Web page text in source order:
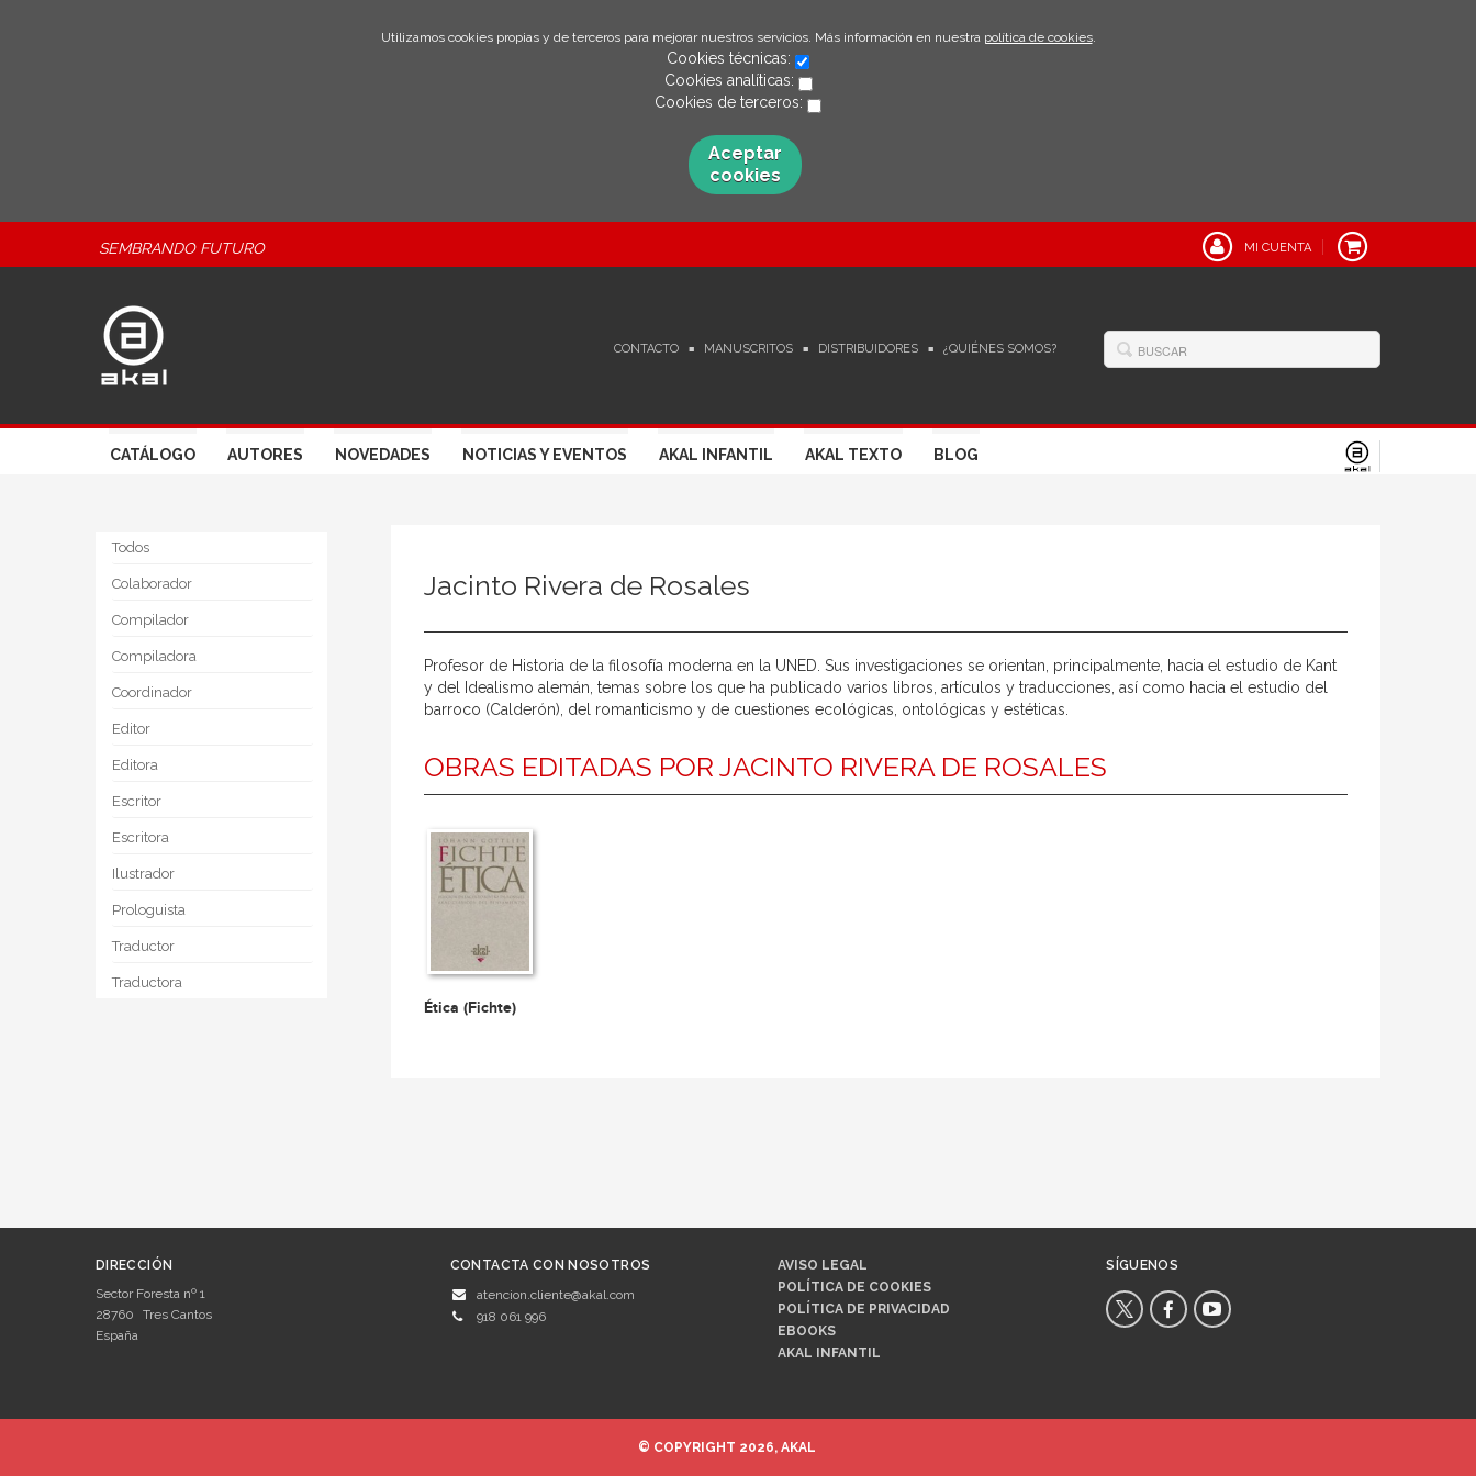
Utilizamos cookies propias y de terceros para mejorar nuestros servicios. Más información en nuestra política de cookies.
Cookies técnicas:
Cookies analíticas:
Cookies de terceros:
Aceptar
cookies
SEMBRANDO FUTURO MI CUENTA
CONTACTO MANUSCRITOS DISTRIBUIDORES ¿QUIÉNES SOMOS?
CATÁLOGO AUTORES NOVEDADES NOTICIAS Y EVENTOS AKAL INFANTIL AKAL TEXTO BLOG
Todos
Colaborador
Compilador
Compiladora
Coordinador
Editor
Editora
Escritor
Escritora
Ilustrador
Prologuista
Traductor
Traductora
Jacinto Rivera de Rosales
Profesor de Historia de la filosofía moderna en la UNED. Sus investigaciones se orientan, principalmente, hacia el estudio de Kant
y del Idealismo alemán, temas sobre los que ha publicado varios libros, artículos y traducciones, así como hacia el estudio del
barroco (Calderón), del romanticismo y de cuestiones ecológicas, ontológicas y estéticas.
OBRAS EDITADAS POR JACINTO RIVERA DE ROSALES
Ética (Fichte)
DIRECCIÓN
Sector Foresta nº 1
28760
Tres Cantos
España
CONTACTA CON NOSOTROS
atencion.cliente@akal.com
918 061 996
AVISO LEGAL
POLÍTICA DE COOKIES
POLÍTICA DE PRIVACIDAD
EBOOKS
AKAL INFANTIL
SÍGUENOS
© COPYRIGHT 2026, AKAL